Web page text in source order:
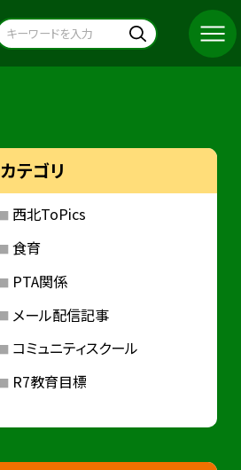
カテゴリ
西北ToPics
食育
PTA関係
メール配信記事
コミュニティスクール
R7教育目標